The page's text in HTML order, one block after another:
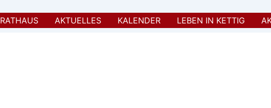
RATHAUS AKTUELLES KALENDER LEBEN IN KETTIG